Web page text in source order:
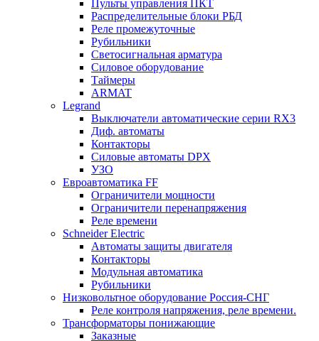
Пульты управления ПКТ
Распределительные блоки РБД
Реле промежуточные
Рубильники
Светосигнальная арматура
Силовое оборудование
Таймеры
ARMAT
Legrand
Выключатели автоматические серии RX3
Диф. автоматы
Контакторы
Силовые автоматы DPX
УЗО
Евроавтоматика FF
Ограничители мощности
Ограничители перенапряжения
Реле времени
Schneider Electric
Автоматы защиты двигателя
Контакторы
Модульная автоматика
Рубильники
Низковольтное оборудование Россия-СНГ
Реле контроля напряжения, реле времени.
Трансформаторы понижающие
Заказные